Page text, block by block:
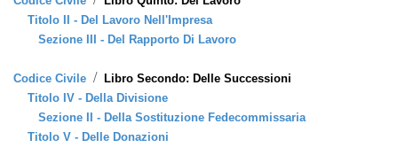
Titolo II - Del Lavoro Nell'Impresa
Sezione III - Del Rapporto Di Lavoro
Codice Civile / Libro Secondo: Delle Successioni
Titolo IV - Della Divisione
Sezione II - Della Sostituzione Fedecommissaria
Titolo V - Delle Donazioni